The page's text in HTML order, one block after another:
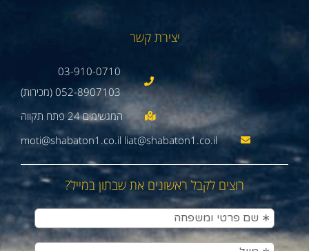
יצירת קשר
03-910-0710
052-8907103 (מכירות)
moti@shabaton1.co.il liat@shabaton1.co.il
רוצים לקבל ראשונים את שבתון במייל?